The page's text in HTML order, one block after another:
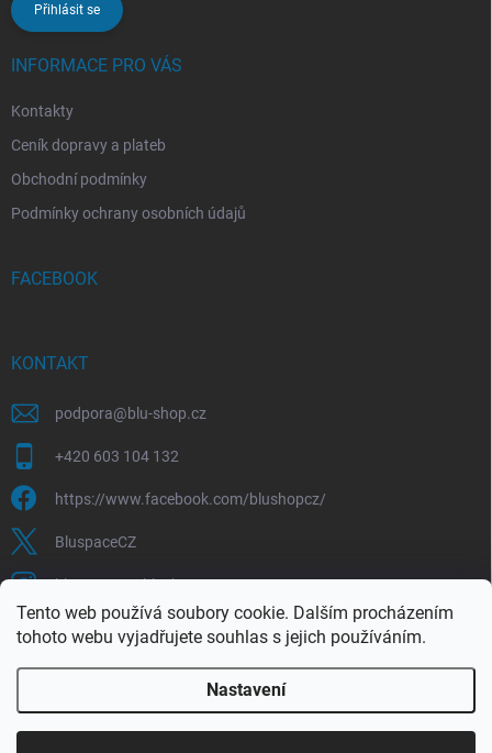
Tento web používá soubory cookie. Dalším procházením
tohoto webu vyjadřujete souhlas s jejich používáním.
Nastavení
Přihlásit se
INFORMACE PRO VÁS
Kontakty
Ceník dopravy a plateb
Obchodní podmínky
Podmínky ochrany osobních údajů
FACEBOOK
KONTAKT
podpora@blu-shop.cz
+420 603 104 132
https://www.facebook.com/blushopcz/
BluspaceCZ
bluspace.cz_blushop.cz
Blu-space.cz Blu-shop.cz Štěpán Čermák